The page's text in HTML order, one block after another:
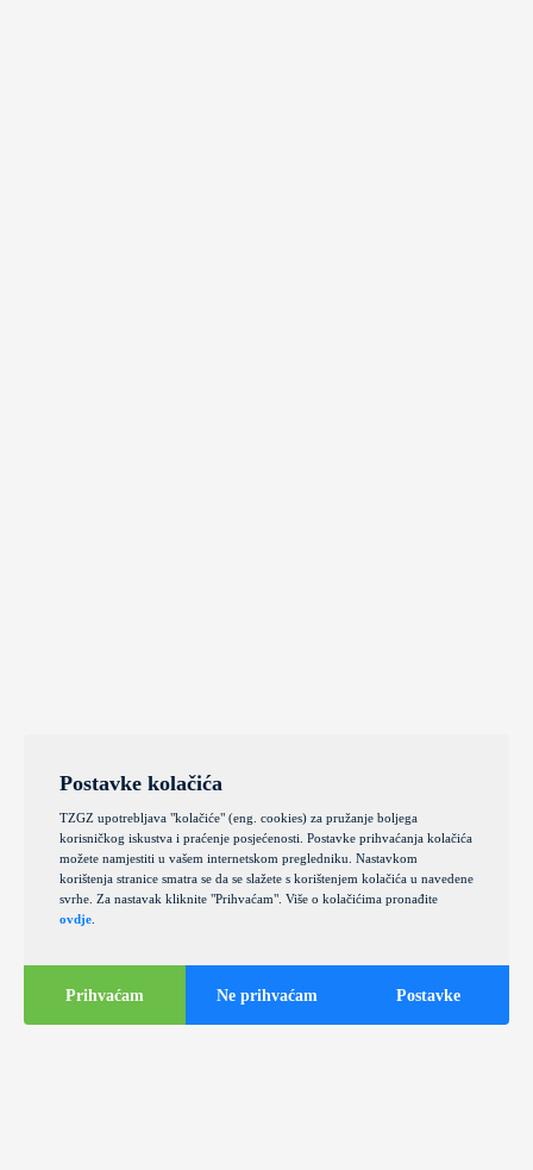
Postavke kolačića
TZGZ upotrebljava "kolačiće" (eng. cookies) za pružanje boljega
korisničkog iskustva i praćenje posjećenosti. Postavke prihvaćanja kolačića
možete namjestiti u vašem internetskom pregledniku. Nastavkom
korištenja stranice smatra se da se slažete s korištenjem kolačića u navedene
svrhe. Za nastavak kliknite "Prihvaćam". Više o kolačićima pronađite
ovdje
Prihvaćam Ne prihvaćam Postavke